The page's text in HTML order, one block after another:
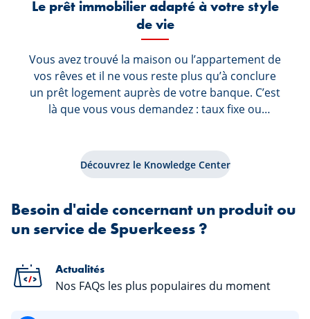
Le prêt immobilier adapté à votre style
de vie
Vous avez trouvé la maison ou l’appartement de
vos rêves et il ne vous reste plus qu’à conclure
un prêt logement auprès de votre banque. C’est
là que vous vous demandez : taux fixe ou
financement adaptées à votre projet et surtout
à votre situation personnelle et financière.
Découvrez le Knowledge Center
Besoin d'aide concernant un produit ou
un service de Spuerkeess ?
Actualités
Nos FAQs les plus populaires du moment